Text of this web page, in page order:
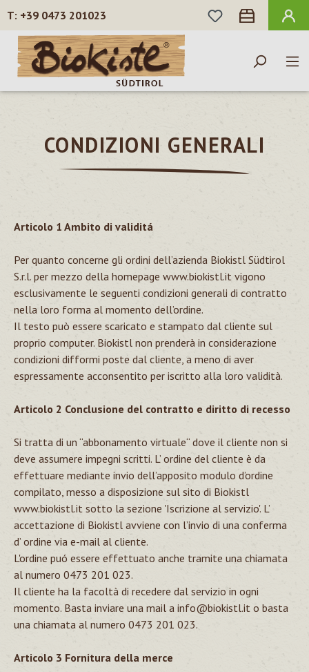
Passa al contenuto principale
+39 0473 201023
HAI 0 ARTICOLI
CONDIZIONI GENERALI
Articolo 1 Ambito di validitá
Per quanto concerne gli ordini dell’azienda Biokistl Südtirol
S.r.l. per mezzo della homepage www.biokistl.it vigono
esclusivamente le seguenti condizioni generali di contratto
nella loro forma al momento dell’ordine.
Il testo può essere scaricato e stampato dal cliente sul
proprio computer. Biokistl non prenderà in considerazione
condizioni difformi poste dal cliente, a meno di aver
espressamente acconsentito per iscritto alla loro validità.
Articolo 2 Conclusione del contratto e diritto di recesso
Si tratta di un “abbonamento virtuale“ dove il cliente non si
deve assumere impegni scritti. L’ ordine del cliente è da
effettuare mediante invio dell’apposito modulo d’ordine
compilato, messo a disposizione sul sito di Biokistl
www.biokistl.it sotto la sezione 'Iscrizione al servizio'. L’
accettazione di Biokistl avviene con l’invio di una conferma
d’ ordine via e-mail al cliente.
L'ordine puó essere effettuato anche tramite una chiamata
al numero 0473 201 023.
Il cliente ha la facoltà di recedere dal servizio in ogni
momento. Basta inviare una mail a info@biokistl.it o basta
una chiamata al numero 0473 201 023.
Articolo 3 Fornitura della merce